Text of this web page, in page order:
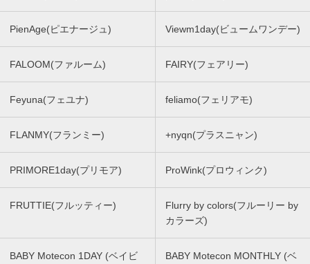
PienAge(ピエナージュ) Viewm1day(ビュームワンデー)
FALOOM(ファルーム) FAIRY(フェアリー)
Feyuna(フェユナ) feliamo(フェリアモ)
FLANMY(フランミー) +nyqn(プラスニャン)
PRIMORE1day(プリモア) ProWink(プロウィンク)
FRUTTIE(フルッティー)
Flurry by colors(フルーリー by
カラーズ)
BABY Motecon 1DAY (ベイビ
BABY Motecon MONTHLY (ベ